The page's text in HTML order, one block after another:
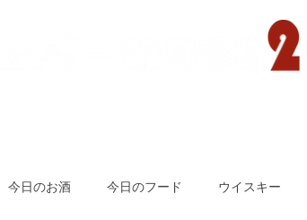
今日のお酒 今日のフード ウイスキー